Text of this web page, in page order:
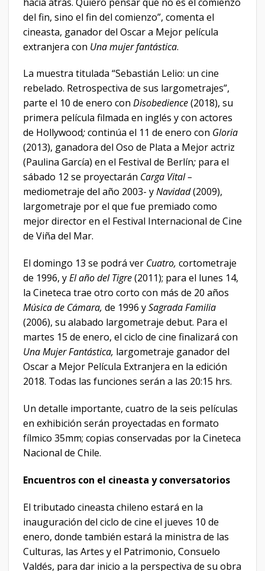
del fin, sino el fin del comienzo”, comenta el
cineasta, ganador del Oscar a Mejor película
extranjera con Una mujer fantástica.
La muestra titulada “Sebastián Lelio: un cine
rebelado. Retrospectiva de sus largometrajes”,
parte el 10 de enero con Disobedience(2018), su
primera película filmada en inglés y con actores
de Hollywood;continúa el 11 de enero con Gloria
(2013), ganadora del Oso de Plata a Mejor actriz
(Paulina García) en el Festival de Berlín; para el
sábado 12 se proyectarán Carga Vital –
mediometraje del año 2003- yNavidad(2009),
largometraje por el que fue premiado como
mejor director en el Festival Internacional de Cine
de Viña del Mar.
El domingo 13 se podrá ver Cuatro, cortometraje
de 1996, yEl año del Tigre(2011); para el lunes 14,
la Cineteca trae otro corto con más de 20 años
Música de Cámara, de 1996 ySagrada Familia
(2006), su alabado largometraje debut. Para el
martes 15 de enero, el ciclo de cine finalizará con
Una Mujer Fantástica, largometraje ganador del
Oscar a Mejor Película Extranjera en la edición
2018. Todas las funciones serán a las 20:15 hrs.
Un detalle importante, cuatro de la seis películas
en exhibición serán proyectadas en formato
fílmico 35mm; copias conservadas por la Cineteca
Nacional de Chile.
Encuentros con el cineasta y conversatorios
El tributado cineasta chileno estará en la
inauguración del ciclo de cine el jueves 10 de
enero, donde también estará la ministra de las
Culturas, las Artes y el Patrimonio, Consuelo
Valdés, para dar inicio a la perspectiva de su obra